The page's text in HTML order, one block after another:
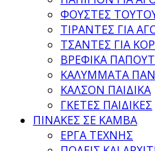
ΦΟΥΣΤΕΣ
ΤΙΡΑΝΤΕΣ ΓΙΑ
ΤΣΑΝΤΕΣ ΓΙΑ
ΒΡΕΦΙΚΑ
ΚΑΛΥΜΜΑΤΑ
ΚΑΛΣΟΝ ΠΑΙΔΙΚΑ
ΓΚΕΤΕΣ ΠΑΙΔΙΚΕΣ
ΠΙΝΑΚΕΣ ΣΕ ΚΑΜΒΑ
ΕΡΓΑ ΤΕΧΝΗΣ